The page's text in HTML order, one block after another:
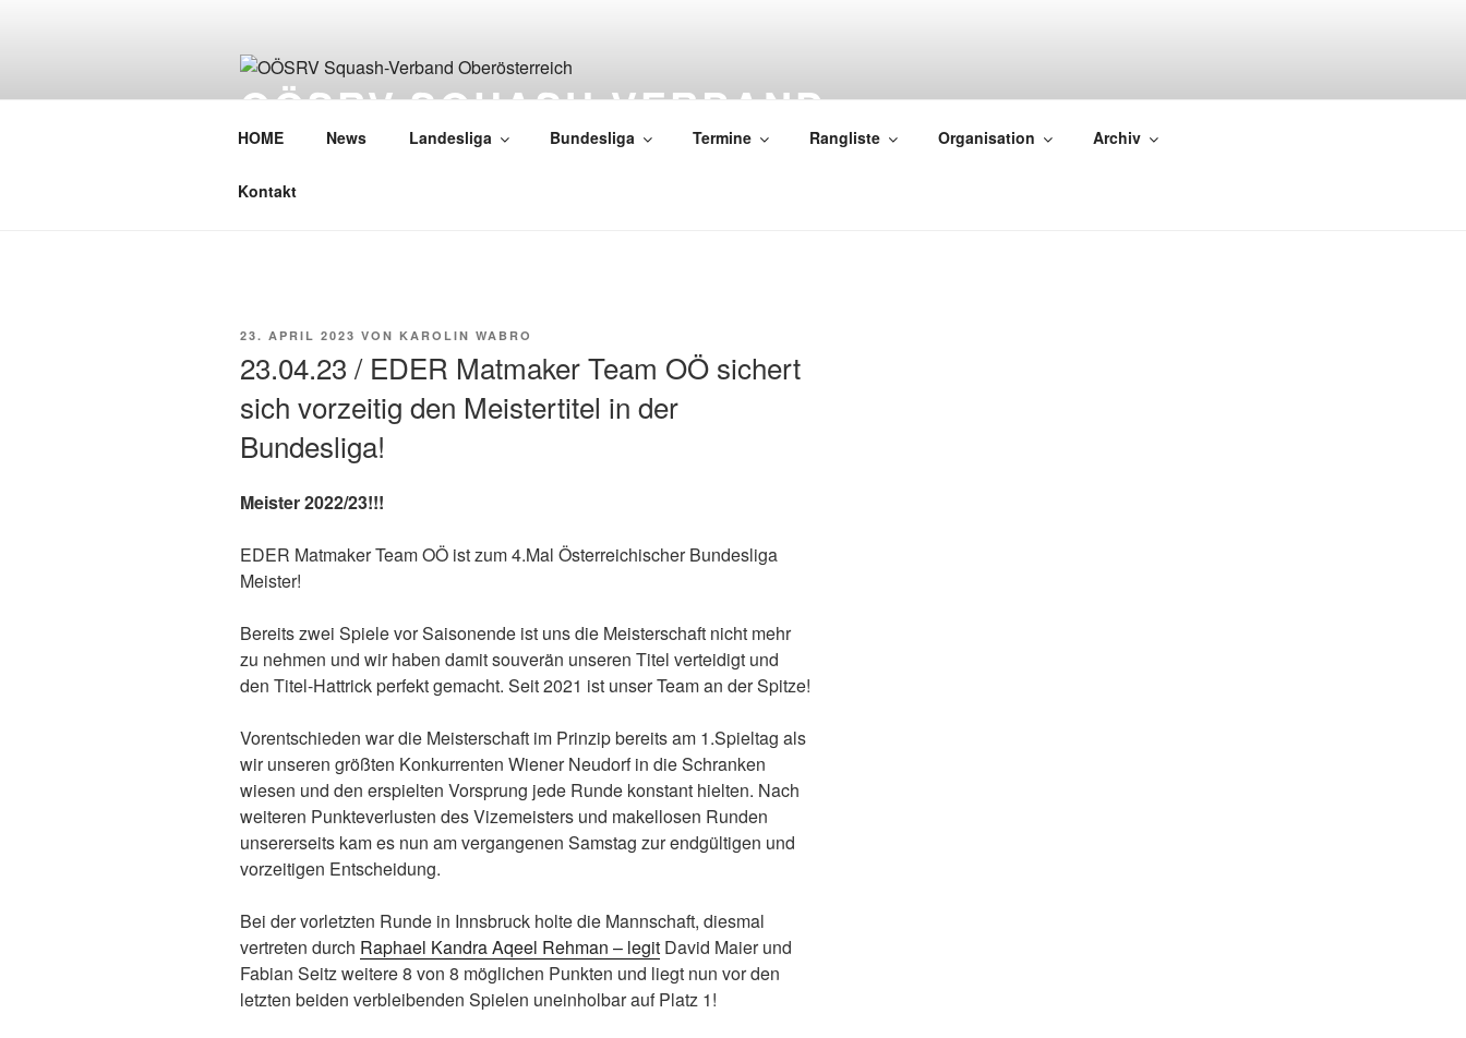
OÖSRV SQUASH-VERBAND
OBERÖSTERREICH
HOME News Landesliga Bundesliga Termine Rangliste Organisation Archiv
Kontakt
VERÖFFENTLICHT
23. APRIL 2023 VON KAROLIN WABRO
23.04.23 / EDER Matmaker Team OÖ sichert
sich vorzeitig den Meistertitel in der
Bundesliga!
Meister 2022/23!!!
EDER Matmaker Team OÖ ist zum 4.Mal Österreichischer Bundesliga
Meister!
Bereits zwei Spiele vor Saisonende ist uns die Meisterschaft nicht mehr
zu nehmen und wir haben damit souverän unseren Titel verteidigt und
den Titel-Hattrick perfekt gemacht. Seit 2021 ist unser Team an der Spitze!
Vorentschieden war die Meisterschaft im Prinzip bereits am 1.Spieltag als
wir unseren größten Konkurrenten Wiener Neudorf in die Schranken
wiesen und den erspielten Vorsprung jede Runde konstant hielten. Nach
weiteren Punkteverlusten des Vizemeisters und makellosen Runden
unsererseits kam es nun am vergangenen Samstag zur endgültigen und
vorzeitigen Entscheidung.
Bei der vorletzten Runde in Innsbruck holte die Mannschaft, diesmal
vertreten durch Raphael KandraAqeel Rehman – legit David Maier und
Fabian Seitz weitere 8 von 8 möglichen Punkten und liegt nun vor den
letzten beiden verbleibenden Spielen uneinholbar auf Platz 1!